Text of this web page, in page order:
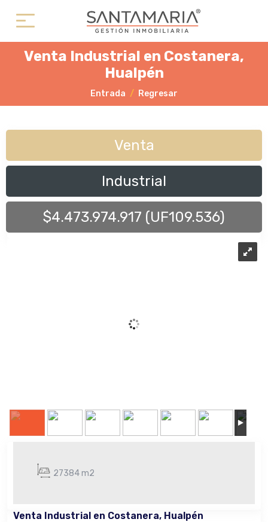
Venta Industrial en Costanera,
Hualpén
Entrada Regresar
Venta
Industrial
$4.473.974.917 (UF109.536)
27384 m2
Venta Industrial en Costanera, Hualpén